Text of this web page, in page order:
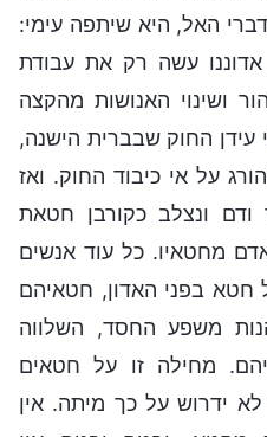
האל, היא שיתפה עימי:
עשה רק את עבודת
ושינוי האנושות מהקצה
עידן החוק שבברית הישנה,
על אי כיבוד החוק. ואז
ונצלב כקורבן חטאת
מחטאיו. כל עוד אנשים
חטא בפני האדון, חטאיהם
משפע החסד, השלווה
מחילה זו על חטאים
ידרוש על כך מיתה. אין